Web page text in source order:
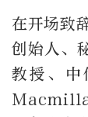
在开场致
创始人、
教授、